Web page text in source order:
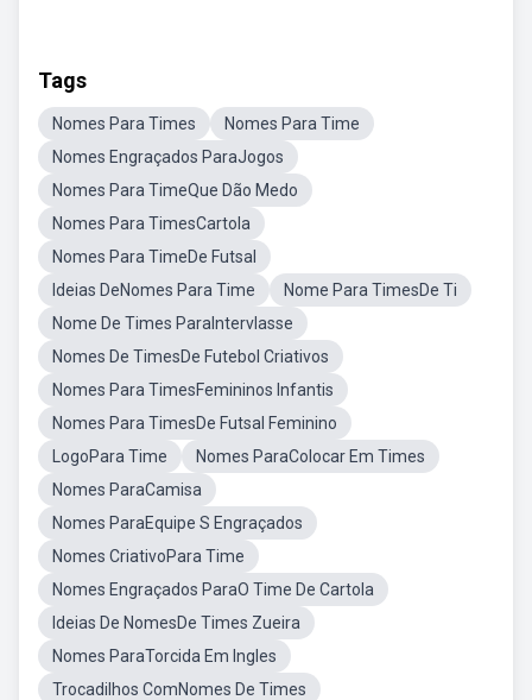
Tags
Nomes Para Times
Nomes Para Time
Nomes Engraçados ParaJogos
Nomes Para TimeQue Dão Medo
Nomes Para TimesCartola
Nomes Para TimeDe Futsal
Ideias DeNomes Para Time
Nome Para TimesDe Ti
Nome De Times ParaIntervlasse
Nomes De TimesDe Futebol Criativos
Nomes Para TimesFemininos Infantis
Nomes Para TimesDe Futsal Feminino
LogoPara Time
Nomes ParaColocar Em Times
Nomes ParaCamisa
Nomes ParaEquipe S Engraçados
Nomes CriativoPara Time
Nomes Engraçados ParaO Time De Cartola
Ideias De NomesDe Times Zueira
Nomes ParaTorcida Em Ingles
Trocadilhos ComNomes De Times